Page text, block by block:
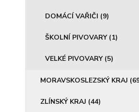
DOMÁCÍ VAŘIČI (9)
ŠKOLNÍ PIVOVARY (1)
VELKÉ PIVOVARY (5)
MORAVSKOSLEZSKÝ KRAJ
ZLÍNSKÝ KRAJ (44)